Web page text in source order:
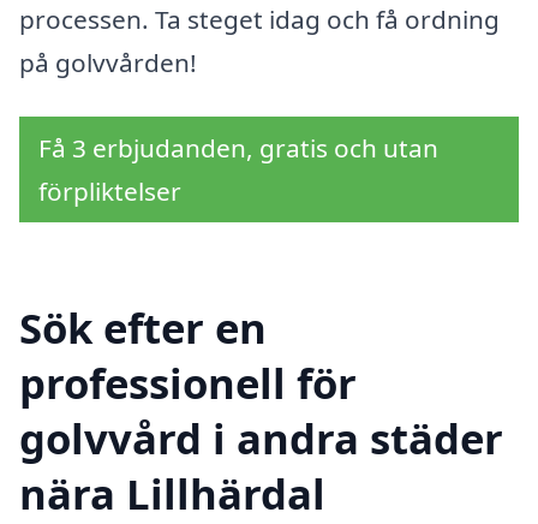
processen. Ta steget idag och få ordning
på golvvården!
Få 3 erbjudanden, gratis och utan
förpliktelser
Sök efter en
professionell för
golvvård i andra städer
nära Lillhärdal